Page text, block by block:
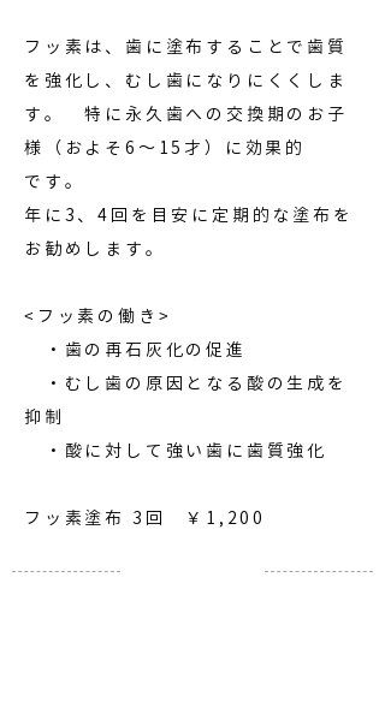
フッ素は、歯に塗布することで歯質
を強化し、むし歯になりにくくしま
す。 特に永久歯への交換期のお子
様（およそ6～15才）に効果的
です。
年に3、4回を目安に定期的な塗布を
お勧めします。
<フッ素の働き>
・歯の再石灰化の促進
・むし歯の原因となる酸の生成を
抑制
・酸に対して強い歯に歯質強化
フッ素塗布 3回 ￥1,200